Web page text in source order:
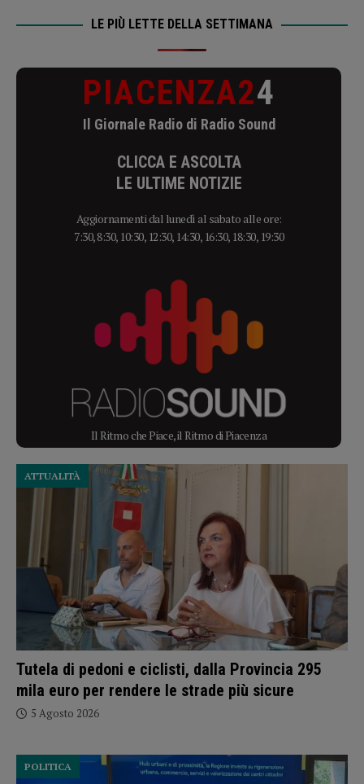
LE PIÙ LETTE DELLA SETTIMANA
PIACENZA24
Il Giornale Radio di Radio Sound
CLICCA E ASCOLTA
LE ULTIME NOTIZIE
Aggiornamenti dal lunedì al sabato alle ore:
7:30, 8:30, 10:30, 12:30, 14:30, 16:30, 18:30, 19:30
Il Ritmo che Piace, il Ritmo di Piacenza
Tutela di pedoni e ciclisti, dalla Provincia 295
mila euro per rendere le strade più sicure
ATTUALITÀ
5 Agosto 2026
POLITICA